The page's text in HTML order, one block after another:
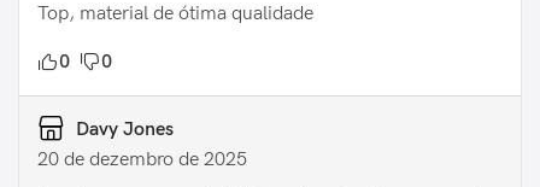
Top, material de ótima qualidade
0 0
Davy Jones
20 de dezembro de 2025